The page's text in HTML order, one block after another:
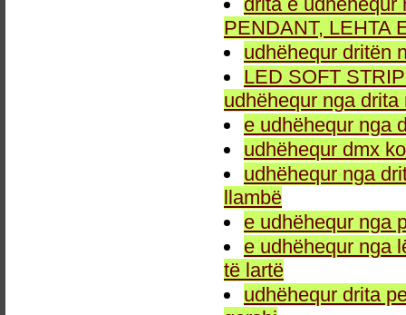
PENDANT, LEHTA
udhëhequr dritën
LED SOFT
udhëhequr nga
e udhëhequr nga
udhëhequr dmx
udhëhequr nga
llambë
e udhëhequr nga
e udhëhequr nga
të lartë
udhëhequr drita